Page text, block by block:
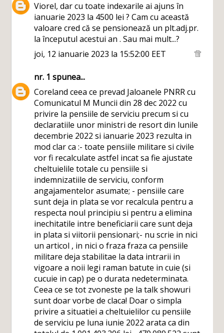
Viorel, dar cu toate indexarile ai ajuns în
ianuarie 2023 la 4500 lei ? Cam cu această
valoare cred că se pensionează un plt.adj.pr.
la începutul acestui an . Sau mai mult...?
joi, 12 ianuarie 2023 la 15:52:00 EET
nr. 1 spunea...
Coreland ceea ce prevad Jaloanele PNRR cu
Comunicatul M Muncii din 28 dec 2022 cu
privire la pensiile de serviciu precum si cu
declaratiile unor ministri de resort din lunile
decembrie 2022 si ianuarie 2023 rezulta in
mod clar ca :- toate pensiile militare si civile
vor fi recalculate astfel incat sa fie ajustate
cheltuielile totale cu pensiile si
indemnizatiile de serviciu, conform
angajamentelor asumate; - pensiile care
sunt deja in plata se vor recalcula pentru a
respecta noul principiu si pentru a elimina
inechitatile intre beneficiarii care sunt deja
in plata si viitorii pensionari;- nu scrie in nici
un articol , in nici o fraza fraza ca pensiile
militare deja stabilitae la data intrarii in
vigoare a noii legi raman batute in cuie (si
cucuie in cap) pe o durata nedeterminata.
Ceea ce se tot zvoneste pe la talk showuri
sunt doar vorbe de claca! Doar o simpla
privire a situatiei a cheltuielilor cu pensiile
de serviciu pe luna iunie 2022 arata ca din